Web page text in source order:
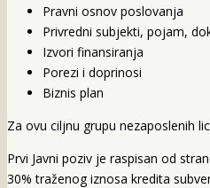
Pravni osnov poslovanja
Privredni subjekti, pojam,
Izvori finansiranja
Porezi i doprinosi
Biznis plan
Za ovu ciljnu grupu nezaposlenih
Prvi Javni poziv je raspisan od
30% traženog iznosa kredita